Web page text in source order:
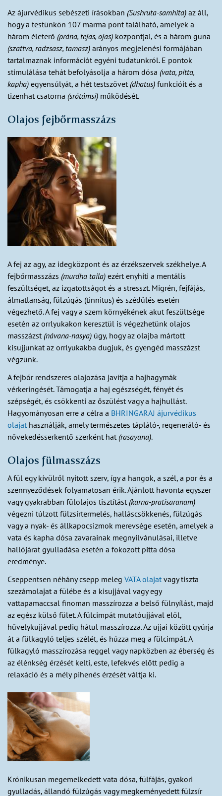
Az ájurvédikus sebészeti írásokban (Sushruta-samhita) az áll,
hogy a testünkön 107 marma pont található, amelyek a
három életerő (prána, tejas, ojas) központjai, és a három guna
(szattva, radzsasz, tamasz) arányos megjelenési formájában
tartalmaznak információt egyéni tudatunkról. E pontok
stimulálása tehát befolyásolja a három dósa (vata, pitta,
kapha) egyensúlyát, a hét testszövet(dhatus) funkcióit és a
tizenhat csatorna (srótámsi) működését.
Olajos fejbőrmasszázs
A fej az agy, az idegközpont és az érzékszervek székhelye. A
fejbőrmasszázs (murdha taila) ezért enyhíti a mentális
feszültséget, az izgatottságot és a stresszt. Migrén, fejfájás,
álmatlanság, fülzúgás (tinnitus) és szédülés esetén
végezhető. A fej vagy a szem környékének akut feszültsége
esetén az orrlyukakon keresztül is végezhetünk olajos
masszázst(návana-nasya) úgy, hogy az olajba mártott
kisujjunkat az orrlyukakba dugjuk, és gyengéd masszázst
végzünk.
A fejbőr rendszeres olajozása javítja a hajhagymák
vérkeringését. Támogatja a haj egészségét, fényét és
szépségét, és csökkenti az őszülést vagy a hajhullást.
Hagyományosan erre a célra a BHRINGARAJ ájurvédikus
olajat használják, amely természetes tápláló-, regeneráló- és
növekedésserkentő szerként hat(rasayana).
Olajos fülmasszázs
A fül egy kívülről nyitott szerv, így a hangok, a szél, a por és a
szennyeződések folyamatosan érik. Ajánlott havonta egyszer
vagy gyakrabban fülolajos tisztítást(karna-pratisaranam)
végezni túlzott fülzsírtermelés, halláscsökkenés, fülzúgás
vagy a nyak- és állkapocsizmok merevsége esetén, amelyek a
vata és kapha dósa zavarainak megnyilvánulásai, illetve
hallójárat gyulladása esetén a fokozott pitta dósa
eredménye.
Cseppentsen néhány csepp meleg VATA olajat vagy tiszta
szezámolajat a fülébe és a kisujjával vagy egy
vattapamaccsal finoman masszírozza a belső fülnyílást, majd
az egész külső fület. A fülcimpát mutatóujjával elöl,
hüvelykujjával pedig hátul masszírozza. Az ujjai között gyúrja
át a fülkagyló teljes szélét, és húzza meg a fülcimpát. A
fülkagyló masszírozása reggel vagy napközben az éberség és
az élénkség érzését kelti, este, lefekvés előtt pedig a
relaxáció és a mély pihenés érzését váltja ki.
Krónikusan megemelkedett vata dósa, fülfájás, gyakori
gyulladás, állandó fülzúgás vagy megkeményedett fülzsír